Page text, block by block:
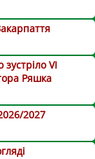
VI
Ряшка
2027